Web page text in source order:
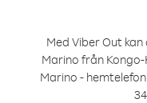
Med Viber Out
Marino från Kongo-
Marino -